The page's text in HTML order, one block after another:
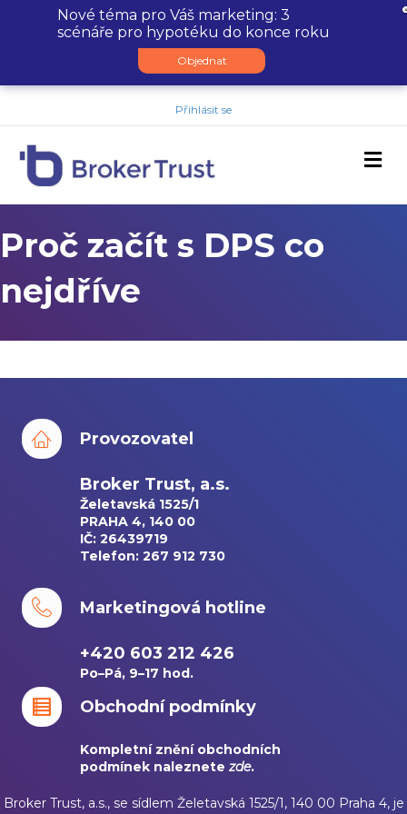
Přihlásit se
Proč začít s DPS co
nejdříve
Provozovatel
Broker Trust, a.s.
Želetavská 1525/1
PRAHA 4, 140 00
IČ: 26439719
Telefon: 267 912 730
Marketingová hotline
+420 603 212 426
Po–Pá, 9–17 hod.
Obchodní podmínky
Kompletní znění obchodních
podmínek naleznetezde.
Broker Trust, a.s., se sídlem Želetavská 1525/1, 140 00 Praha 4, je
Nové téma pro Váš marketing: 3
scénáře pro hypotéku do konce roku
Objednat